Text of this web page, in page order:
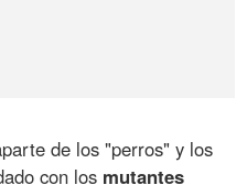
de los "perros" y los
con los mutantes